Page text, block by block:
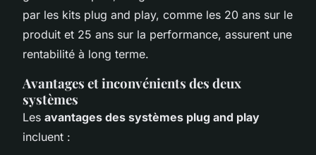
par les kits plug and play, comme les 20 ans sur le
produit et 25 ans sur la performance, assurent une
rentabilité à long terme.
Avantages et inconvénients des deux
systèmes
Les avantages des systèmes plug and play
incluent :